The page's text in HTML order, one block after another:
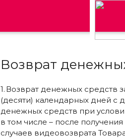
Возврат
1. Возврат денежных средств
(десяти) календарных дней с
денежных средств при
в том числе – после
случаев видеовозврата